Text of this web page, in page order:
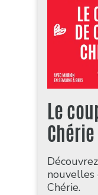
Le
Chérie
Chérie.